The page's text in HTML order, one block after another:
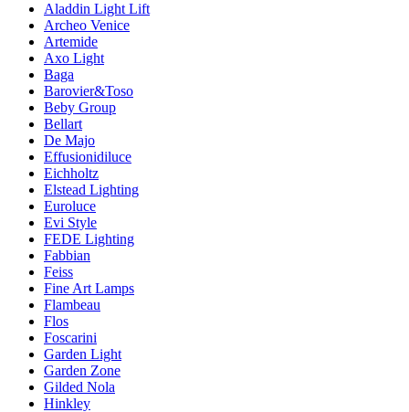
Aladdin Light Lift
Archeo Venice
Artemide
Axo Light
Baga
Barovier&Toso
Beby Group
Bellart
De Majo
Effusionidiluce
Eichholtz
Elstead Lighting
Euroluce
Evi Style
FEDE Lighting
Fabbian
Feiss
Fine Art Lamps
Flambeau
Flos
Foscarini
Garden Light
Garden Zone
Gilded Nola
Hinkley